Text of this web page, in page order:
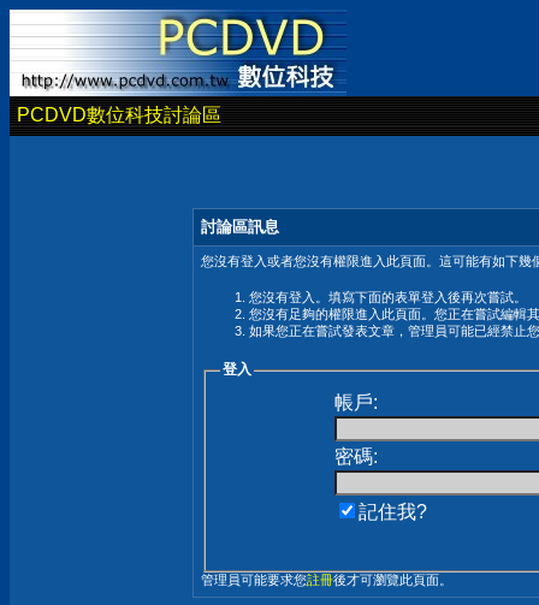
PCDVD數位科技討論區
討論區訊息
您沒有登入或者您沒有權限進入此頁面。這可能有如下幾
您沒有登入。填寫下面的表單登入後再次嘗試。
您沒有足夠的權限進入此頁面。您正在嘗試編輯
如果您正在嘗試發表文章，管理員可能已經禁止
登入
帳戶:
密碼:
記住我?
管理員可能要求您註冊後才可瀏覽此頁面。